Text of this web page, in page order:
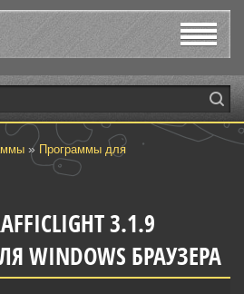
» Программы для
3.1.9
WINDOWS БРАУЗЕРА